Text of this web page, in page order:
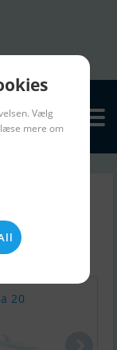
20
Vælg
mere om